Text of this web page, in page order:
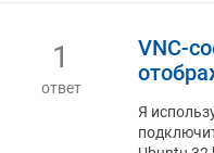
1
ответ
VNC-
Я